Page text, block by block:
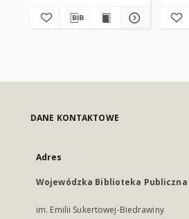
DANE KONTAKTOWE
Adres
Wojewódzka Biblioteka Publiczna
im. Emilii Sukertowej-Biedrawiny